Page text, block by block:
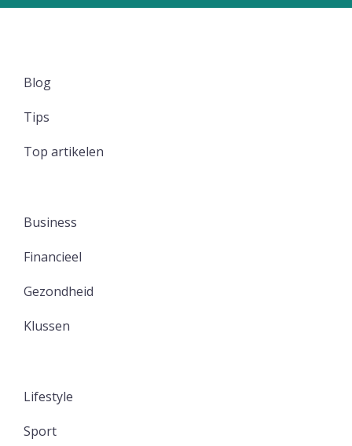
Blog
Tips
Top artikelen
Business
Financieel
Gezondheid
Klussen
Lifestyle
Sport